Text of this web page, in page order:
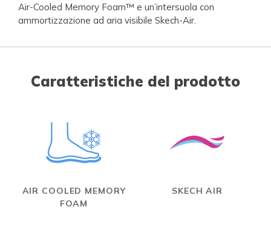
Air-Cooled Memory Foam™ e un’intersuola con
ammortizzazione ad aria visibile Skech-Air.
Caratteristiche del prodotto
AIR COOLED MEMORY
FOAM
SKECH AIR